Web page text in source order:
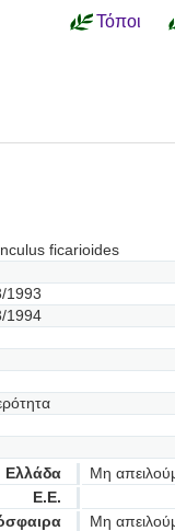
Τόποι
ficarioides
1993
1994
Ελλάδα
Μη
Ε.Ε.
Μη